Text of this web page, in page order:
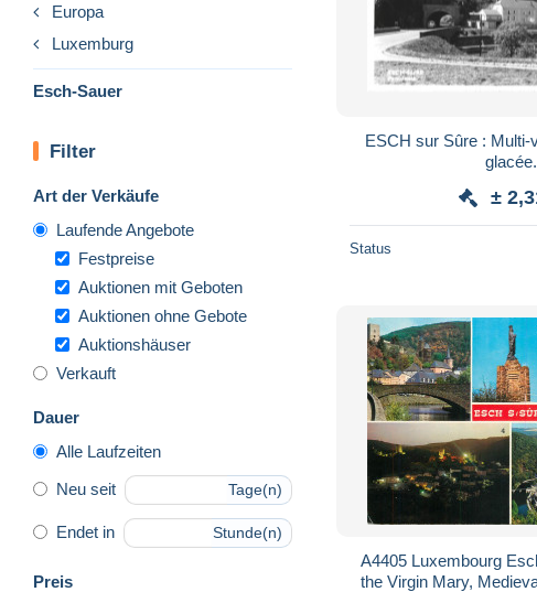
Europa
Luxemburg
Esch-Sauer
Filter
Art der Verkäufe
Laufende Angebote
Festpreise
Auktionen mit Geboten
Auktionen ohne Gebote
Auktionshäuser
Verkauft
Dauer
Alle Laufzeiten
Neu seit Tage(n)
Endet in Stunde(n)
Preis
ESCH sur Sûre : Multi-vues - Belle carte
glacée.
±
Status
A4405 Luxembourg
the Virgin Mary,